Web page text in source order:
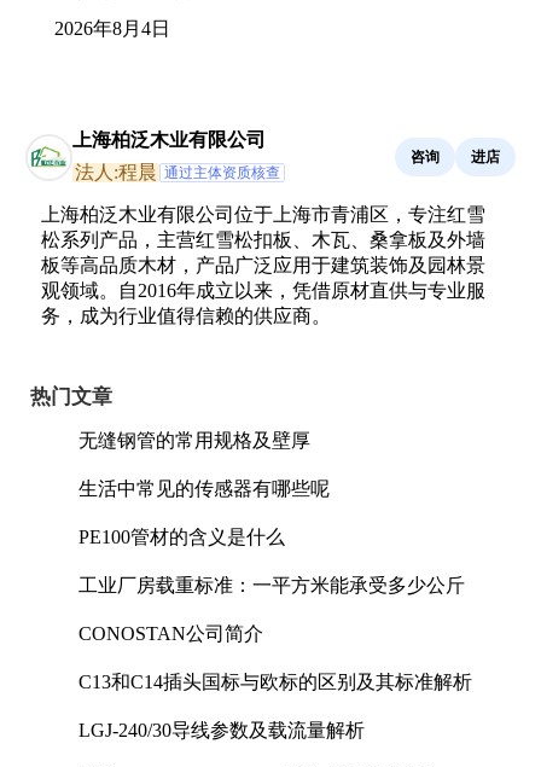
2026年8月4日
上海柏泛木业有限公司
法人:程晨 通过主体资质核查
咨询 进店
上海柏泛木业有限公司位于上海市青浦区，专注红雪
松系列产品，主营红雪松扣板、木瓦、桑拿板及外墙
板等高品质木材，产品广泛应用于建筑装饰及园林景
观领域。自2016年成立以来，凭借原材直供与专业服
务，成为行业值得信赖的供应商。
热门文章
无缝钢管的常用规格及壁厚
生活中常见的传感器有哪些呢
PE100管材的含义是什么
工业厂房载重标准：一平方米能承受多少公斤
CONOSTAN公司简介
C13和C14插头国标与欧标的区别及其标准解析
LGJ-240/30导线参数及载流量解析